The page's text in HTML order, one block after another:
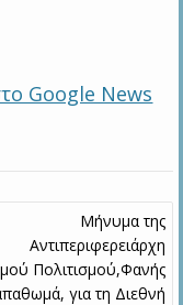
Google News
Μήνυμα της
Αντιπεριφερειάρχη
Πολιτισμού,Φανής
για τη Διεθνή